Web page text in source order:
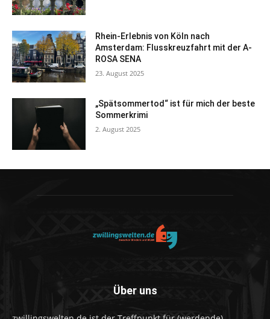
Rhein-Erlebnis von Köln nach
Amsterdam: Flusskreuzfahrt mit der A-
ROSA SENA
23. August 2025
„Spätsommertod“ ist für mich der beste
Sommerkrimi
2. August 2025
Über uns